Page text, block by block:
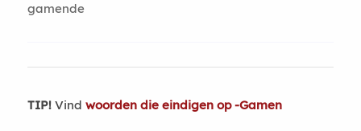
gamende
TIP!Vind woorden die eindigen op -Gamen